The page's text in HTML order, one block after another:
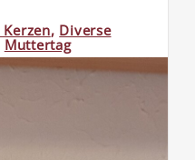
, Diverse
Muttertag